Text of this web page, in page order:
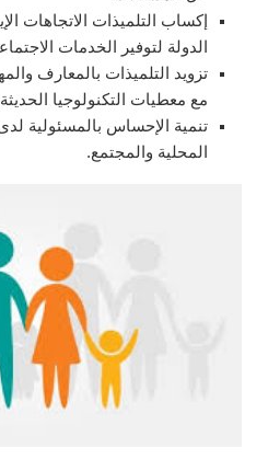
إكساب التلميذات الاتجاهات
الدولة لتوفير الخدمات
تزويد التلميذات بالمعارف
مع معطيات التكنولوجيا
تنمية الإحساس بالمسئولية
المحلية والمجتمع.